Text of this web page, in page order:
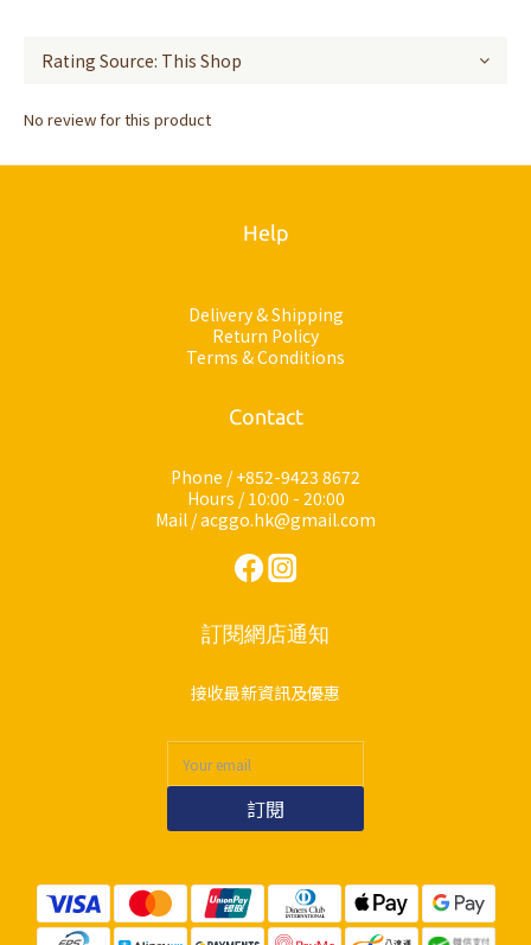
No review for this product
Help
Delivery & Shipping
Return Policy
Terms & Conditions
Contact
Phone / +852-9423 8672
Hours / 10:00 - 20:00
Mail / acggo.hk@gmail.com
訂閱網店通知
接收最新資訊及優惠
訂閱